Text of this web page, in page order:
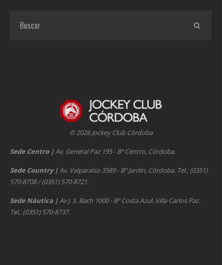
© 2026 Jockey Club Córdoba
Sede Centro |Av. General Paz 195 - Bº Centro, Córdoba.
Sede Country |Av. Valparaíso 3589 - Bº Jardín, Córdoba. Tel.: (0351)
570-8708 / (0351) 570-8721.
Sede Náutica |Av J. S. Bach 1000 - Bº Costa Azul, Villa Carlos Paz.
Tel.: (0351) 570-8737.